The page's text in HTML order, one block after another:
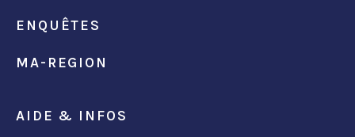
ENQUÊTES
MA-REGION
AIDE & INFOS